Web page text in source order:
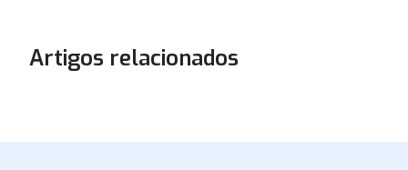
Artigos relacionados